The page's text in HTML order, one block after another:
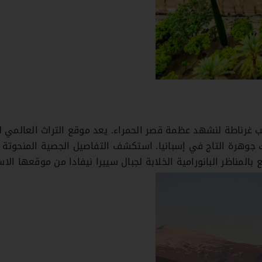
غرناطة لنشهد عظمة قصر الحمراء. يعد موقع التراث العالمي
جوهرة التاج في إسبانيا. استكشف التفاصيل الجصية
البانورامية الخلابة لجبال سييرا نيفادا من موقعها